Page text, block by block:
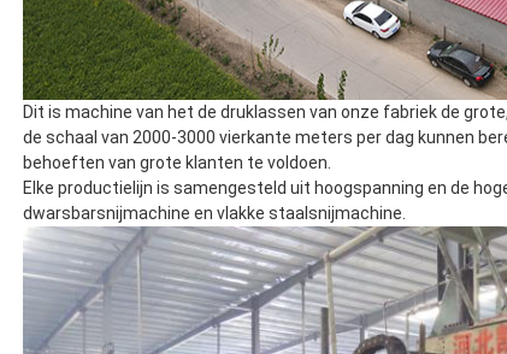
Dit is machine van het de druklassen van onze fabriek de
de schaal van 2000-3000 vierkante meters per dag kunnen
behoeften van grote klanten te voldoen.
Elke productielijn is samengesteld uit hoogspanning en de
dwarsbarsnijmachine en vlakke staalsnijmachine.